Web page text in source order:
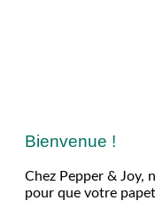
Bienvenue !
Chez Pepper & Joy,
pour que votre